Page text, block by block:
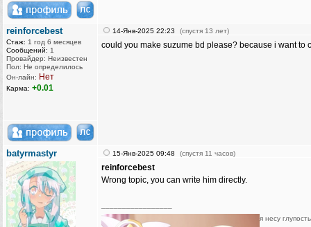
reinforcebest
Стаж: 1 год 6 месяцев
Сообщений: 1
Провайдер: Неизвестен
Пол: Не определилось
Он-лайн: Нет
Карма: +0.01
14-Янв-2025 22:23 (спустя 13 лет)
could you make suzume bd please? because i want to
batyrmastyr 15-Янв-2025 09:48 (спустя 11 часов)
reinforcebest
Wrong topic, you can write him directly.
я несу